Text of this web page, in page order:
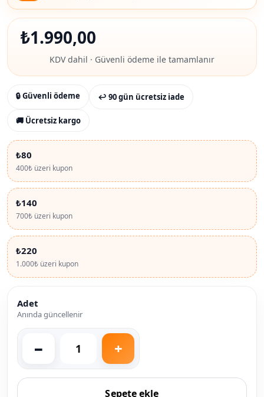
₺1.990,00
KDV dahil · Güvenli ödeme ile tamamlanır
🔒 Güvenli ödeme ↩ 90 gün ücretsiz iade
🚚 Ücretsiz kargo
₺80
400₺ üzeri kupon
₺140
700₺ üzeri kupon
₺220
1.000₺ üzeri kupon
Adet
Anında güncellenir
Sepete ekle